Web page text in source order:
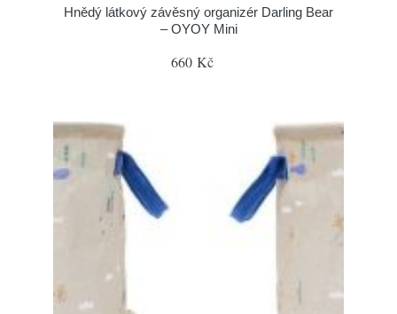
Hnědý látkový závěsný organizér Darling Bear
– OYOY Mini
660 Kč